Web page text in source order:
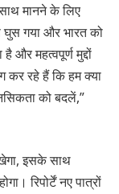
मानने के लिए
घुस गया और भारत को
महत्वपूर्ण मुद्दों
कर रहे हैं कि हम क्या
को बदलें,”
इसके साथ
रिपोर्टें नए पात्रों